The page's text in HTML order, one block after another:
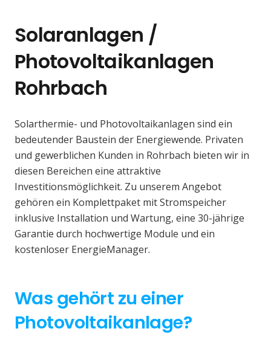
Solaranlagen /
Photovoltaikanlagen
Rohrbach
Solarthermie- und Photovoltaikanlagen sind ein
bedeutender Baustein der Energiewende. Privaten
und gewerblichen Kunden in Rohrbach bieten wir in
diesen Bereichen eine attraktive
Investitionsmöglichkeit. Zu unserem Angebot
gehören ein Komplettpaket mit Stromspeicher
inklusive Installation und Wartung, eine 30-jährige
Garantie durch hochwertige Module und ein
kostenloser EnergieManager.
Was gehört zu einer
Photovoltaikanlage?